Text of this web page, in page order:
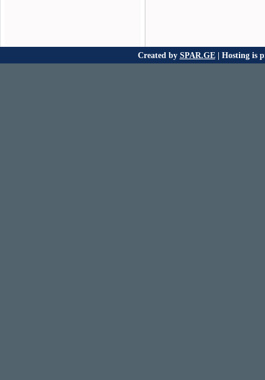
Created by SPAR.GE| Hosting is